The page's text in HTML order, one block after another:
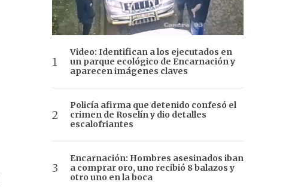
Video: Identifican a los ejecutados en
un parque ecológico de Encarnación y
aparecen imágenes claves
Policía afirma que detenido confesó el
crimen de Roselín y dio detalles
escalofriantes
Encarnación: Hombres asesinados iban
a comprar oro, uno recibió 8 balazos y
otro uno en la boca